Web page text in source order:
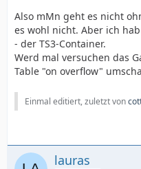
Also mMn geht es nicht
es wohl nicht. Aber ich
- der TS3-Container.
Werd mal versuchen das
Table "on overflow"
Einmal editiert, zuletzt von
lauras